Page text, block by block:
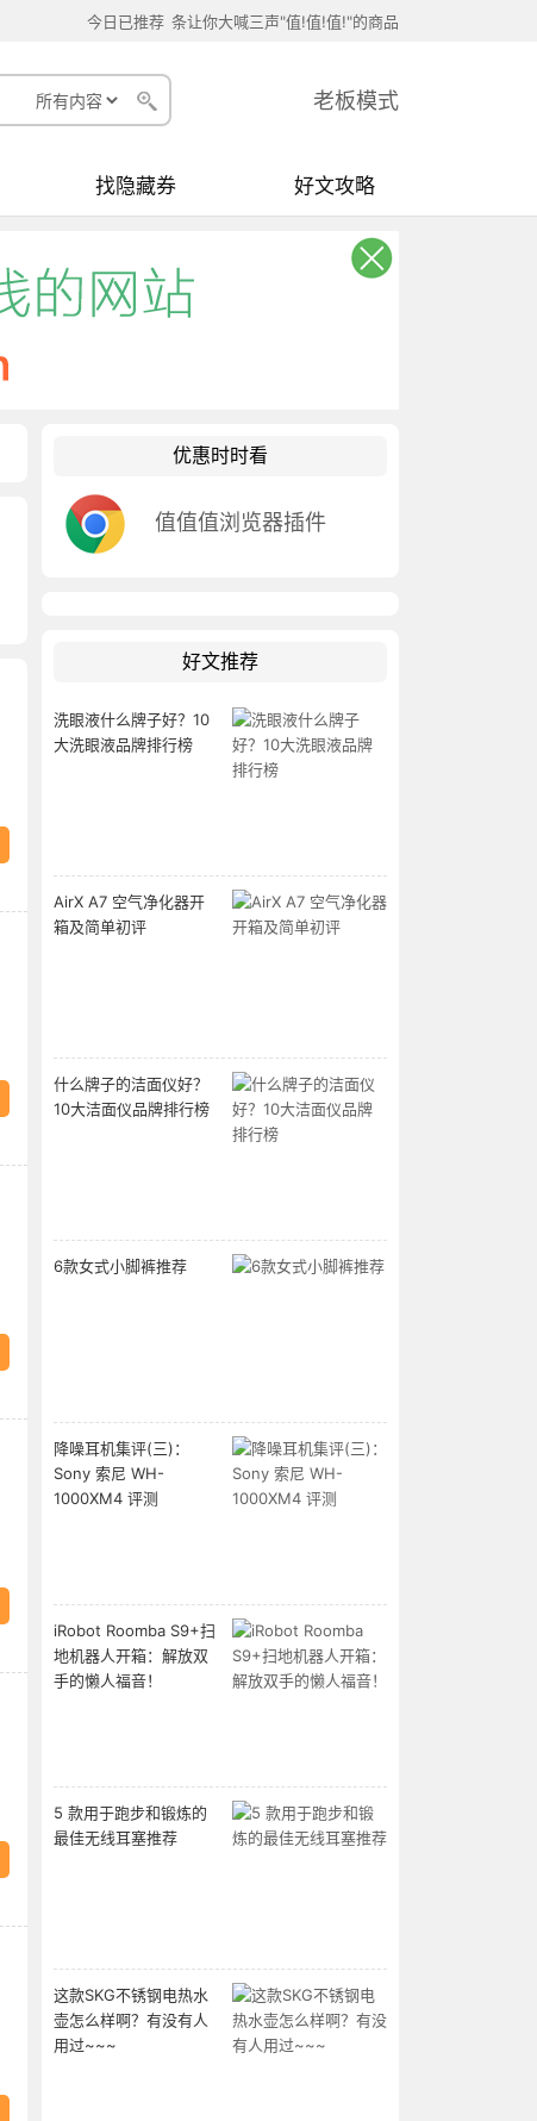
今日已推荐 条让你大喊三声"值!值!值!"的商品
老板模式
找隐藏券 好文攻略
优惠时时看
值值值浏览器插件
好文推荐
洗眼液什么牌子好？10
大洗眼液品牌排行榜
AirX A7 空气净化器开
箱及简单初评
什么牌子的洁面仪好？
10大洁面仪品牌排行榜
6款女式小脚裤推荐
降噪耳机集评(三)：
Sony 索尼 WH-
1000XM4 评测
iRobot Roomba S9+扫
地机器人开箱：解放双
手的懒人福音！
5 款用于跑步和锻炼的
最佳无线耳塞推荐
这款SKG不锈钢电热水
壶怎么样啊？有没有人
用过~~~